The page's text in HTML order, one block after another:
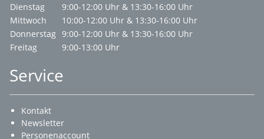
Dienstag
9:00-12:00 Uhr & 13:30-16:00 Uhr
Mittwoch
10:00-12:00 Uhr & 13:30-16:00 Uhr
Donnerstag 9:00-12:00 Uhr & 13:30-16:00 Uhr
Freitag
9:00-13:00 Uhr
Service
Kontakt
Newsletter
Personenaccount